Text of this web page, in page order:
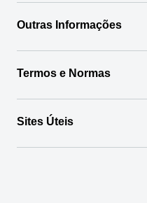
Outras Informações
Google News
Os Mais Buscados
Administração Fiduciária
Custos e tarifas
RLP
Termos e Normas
Termos de Uso
Política de Privacidade
Disclaimer
Sites Úteis